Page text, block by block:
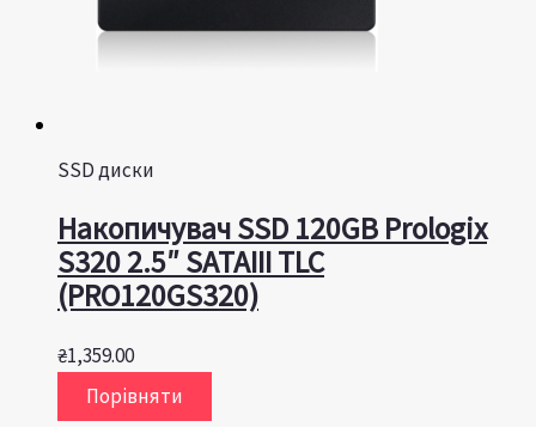
SSD диски
Накопичувач SSD 120GB Prologix
S320 2.5″ SATAIII TLC
(PRO120GS320)
₴1,359.00
Порівняти